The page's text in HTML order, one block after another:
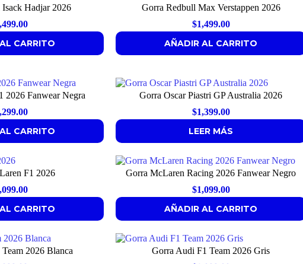
Hadjar 2026
CARRITO
Gorra Redbull Max Verstappen 2026
$1,499.00
AÑADIR AL CARRITO
2026 Fanwear Negra
CARRITO
Gorra Oscar Piastri GP Australia 2026
$1,399.00
LEER MÁS
F1 2026
CARRITO
Gorra McLaren Racing 2026 Fanwear Negro
$1,099.00
AÑADIR AL CARRITO
2026 Blanca
Gorra Audi F1 Team 2026 Gris